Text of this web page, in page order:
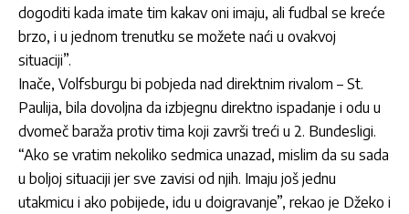
dogoditi kada imate tim kakav oni imaju, ali fudbal se kreće
brzo, i u jednom trenutku se možete naći u ovakvoj
situaciji”.
Inače, Volfsburgu bi pobjeda nad direktnim rivalom – St.
Paulija, bila dovoljna da izbjegnu direktno ispadanje i odu u
dvomeč baraža protiv tima koji završi treći u 2. Bundesligi.
“Ako se vratim nekoliko sedmica unazad, mislim da su sada
u boljoj situaciji jer sve zavisi od njih. Imaju još jednu
utakmicu i ako pobijede, idu u doigravanje”, rekao je Džeko i